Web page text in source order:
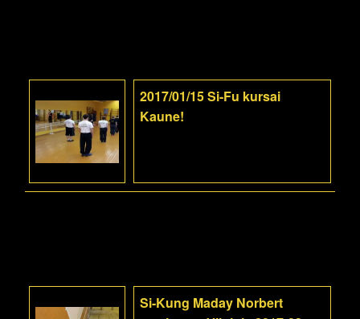
2017/01/15 Si-Fu kursai
Kaune!
Si-Kung Maday Norbert